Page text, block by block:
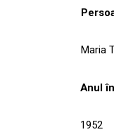
Maria
Anul
1952